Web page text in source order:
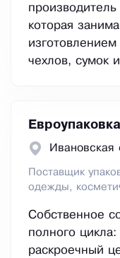
которая
чехлов, сумок
Евроупаковка
Ивановская
Поставщик
одежды,
Собственное
полного
раскроечный